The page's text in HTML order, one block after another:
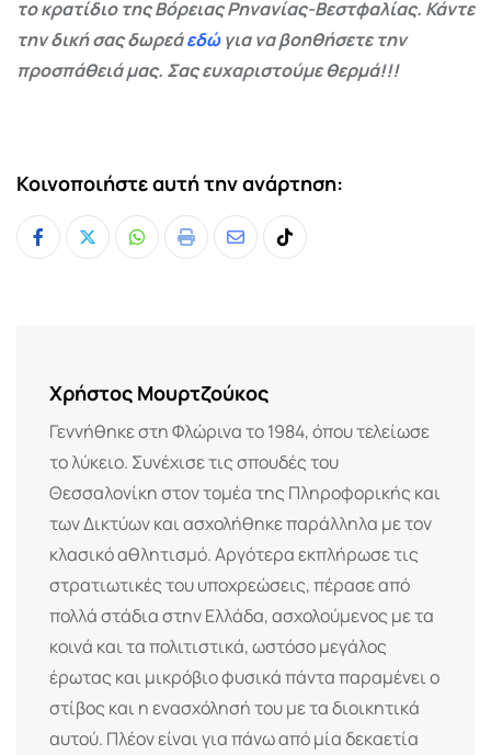
το κρατίδιο της Βόρειας Ρηνανίας-Βεστφαλίας. Κάντε
την δική σας δωρεάεδώγια να βοηθήσετε την
προσπάθειά μας. Σας ευχαριστούμε θερμά!!!
Κοινοποιήστε αυτή την ανάρτηση:
Whatsapp
Print
ShareTiktok
Χρήστος Μουρτζούκος
Γεννήθηκε στη Φλώρινα το 1984, όπου τελείωσε
το λύκειο. Συνέχισε τις σπουδές του
Θεσσαλονίκη στον τομέα της Πληροφορικής και
των Δικτύων και ασχολήθηκε παράλληλα με τον
κλασικό αθλητισμό. Αργότερα εκπλήρωσε τις
στρατιωτικές του υποχρεώσεις, πέρασε από
πολλά στάδια στην Ελλάδα, ασχολούμενος με τα
κοινά και τα πολιτιστικά, ωστόσο μεγάλος
έρωτας και μικρόβιο φυσικά πάντα παραμένει ο
στίβος και η ενασχόλησή του με τα διοικητικά
αυτού. Πλέον είναι για πάνω από μία δεκαετία